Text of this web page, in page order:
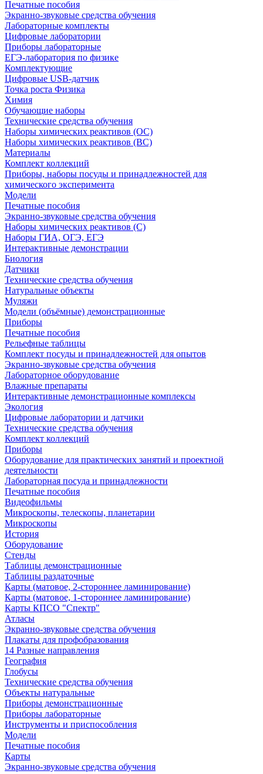
Печатные пособия
Экранно-звуковые средства обучения
Лабораторные комплекты
Цифровые лаборатории
Приборы лабораторные
ЕГЭ-лаборатория по физике
Комплектующие
Цифровые USB-датчик
Точка роста Физика
Химия
Обучающие наборы
Технические средства обучения
Наборы химических реактивов (ОС)
Наборы химических реактивов (ВС)
Материалы
Комплект коллекций
Приборы, наборы посуды и принадлежностей для
химического эксперимента
Модели
Печатные пособия
Экранно-звуковые средства обучения
Наборы химических реактивов (С)
Наборы ГИА, ОГЭ, ЕГЭ
Интерактивные демонстрации
Биология
Датчики
Технические средства обучения
Натуральные объекты
Муляжи
Модели (объёмные) демонстрационные
Приборы
Печатные пособия
Рельефные таблицы
Комплект посуды и принадлежностей для опытов
Экранно-звуковые средства обучения
Лабораторное оборудование
Влажные препараты
Интерактивные демонстрационные комплексы
Экология
Цифровые лаборатории и датчики
Технические средства обучения
Комплект коллекций
Приборы
Оборудование для практических занятий и проектной
деятельности
Лабораторная посуда и принадлежности
Печатные пособия
Видеофильмы
Микроскопы, телескопы, планетарии
Микроскопы
История
Оборудование
Стенды
Таблицы демонстрационные
Таблицы раздаточные
Карты (матовое, 2-стороннее ламинирование)
Карты (матовое, 1-стороннее ламинирование)
Карты КПСО "Спектр"
Атласы
Экранно-звуковые средства обучения
Плакаты для профобразования
14 Разные направления
География
Глобусы
Технические средства обучения
Объекты натуральные
Приборы демонстрационные
Приборы лабораторные
Инструменты и приспособления
Модели
Печатные пособия
Карты
Экранно-звуковые средства обучения